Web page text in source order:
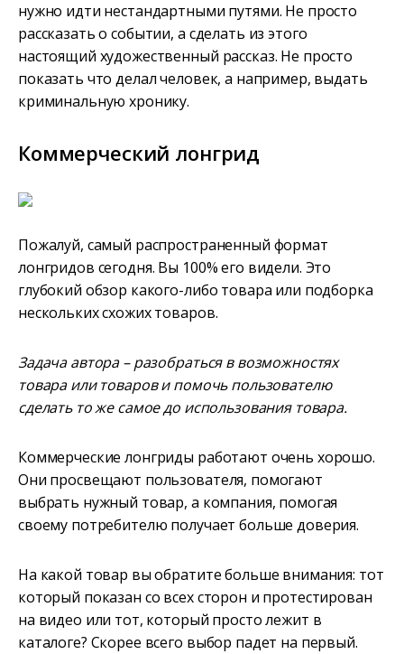
нужно идти нестандартными путями. Не просто
рассказать о событии, а сделать из этого
настоящий художественный рассказ. Не просто
показать что делал человек, а например, выдать
криминальную хронику.
Коммерческий лонгрид
Пожалуй, самый распространенный формат
лонгридов сегодня. Вы 100% его видели. Это
глубокий обзор какого-либо товара или подборка
нескольких схожих товаров.
Задача автора – разобраться в возможностях
товара или товаров и помочь пользователю
сделать то же самое до использования товара.
Коммерческие лонгриды работают очень хорошо.
Они просвещают пользователя, помогают
выбрать нужный товар, а компания, помогая
своему потребителю получает больше доверия.
На какой товар вы обратите больше внимания: тот
который показан со всех сторон и протестирован
на видео или тот, который просто лежит в
каталоге? Скорее всего выбор падет на первый.